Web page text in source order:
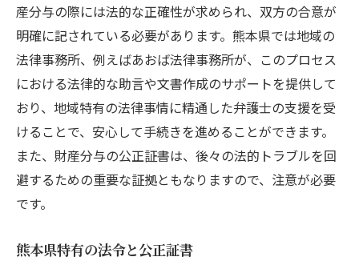
産分与の際には法的な正確性が求められ、双方の合意が
明確に記されている必要があります。熊本県では地域の
法律事務所、例えばあおば法律事務所が、このプロセス
における法律的な助言や文書作成のサポートを提供して
おり、地域特有の法律事情に精通した弁護士の支援を受
けることで、安心して手続きを進めることができます。
また、財産分与の公正証書は、後々の法的トラブルを回
避するための重要な証拠ともなりますので、注意が必要
です。
熊本県特有の法令と公正証書